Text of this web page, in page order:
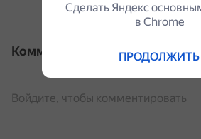
Комментарии
Войдите, чтобы комментировать
Сделать Яндекс
в Сhrome
ПРОДОЛЖИТЬ